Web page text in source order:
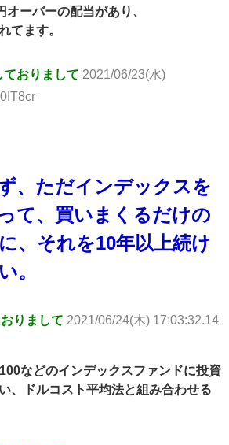
ーバーの配当があり、
てます。
おりまして 2021/06/23(水)
、ただインデックスを
て、買いまくるだけの
、それを10年以上続け
。
りまして 2021/06/24(木) 17:03:32.14
などのインデックスファンドに投資
、ドルコスト平均法と組み合わせる